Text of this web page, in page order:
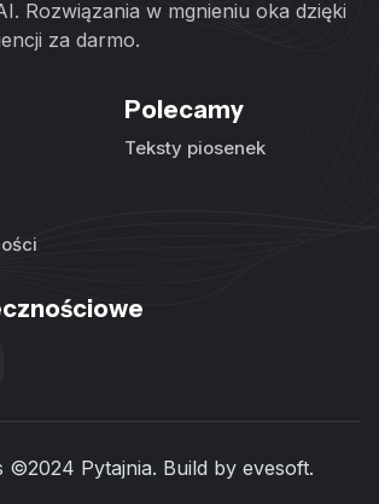
Rozwiązania w mgnieniu oka dzięki
za darmo.
Polecamy
Teksty piosenek
©2024 Pytajnia. Build by evesoft.